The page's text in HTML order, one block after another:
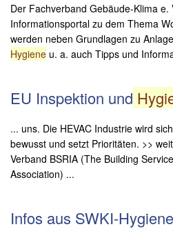
Der Fachverband Gebäude-Klima e.
Informationsportal zu dem Thema
werden neben Grundlagen zu
Hygiene u. a. auch Tipps und
EU Inspektion und
... uns. Die HEVAC Industrie wird
bewusst und setzt Prioritäten. >>
Verband BSRIA (The Building
Association) ...
Infos aus SWKI-